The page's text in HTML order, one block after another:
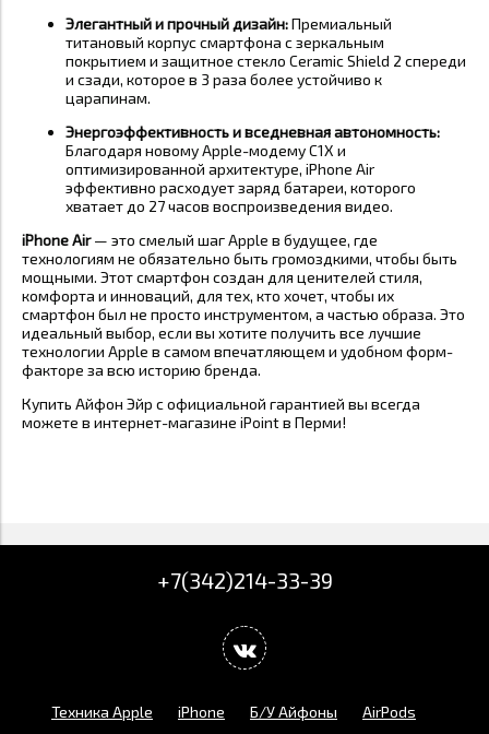
Элегантный и прочный дизайн:Премиальный
титановый корпус смартфона с зеркальным
покрытием и защитное стекло Ceramic Shield 2 спереди
и сзади, которое в 3 раза более устойчиво к
царапинам.
Энергоэффективность и вседневная автономность:
Благодаря новому Apple-модему C1X и
оптимизированной архитектуре, iPhone Air
эффективно расходует заряд батареи, которого
хватает до 27 часов воспроизведения видео.
iPhone Air— это смелый шаг Apple в будущее, где
технологиям не обязательно быть громоздкими, чтобы быть
мощными. Этот смартфон создан для ценителей стиля,
комфорта и инноваций, для тех, кто хочет, чтобы их
смартфон был не просто инструментом, а частью образа. Это
идеальный выбор, если вы хотите получить все лучшие
технологии Apple в самом впечатляющем и удобном форм-
факторе за всю историю бренда.
Купить Айфон Эйр с официальной гарантией вы всегда
можете в интернет-магазине iPoint в Перми!
+7(342)214-33-39
Техника Apple iPhone Б/У Айфоны
AirPods